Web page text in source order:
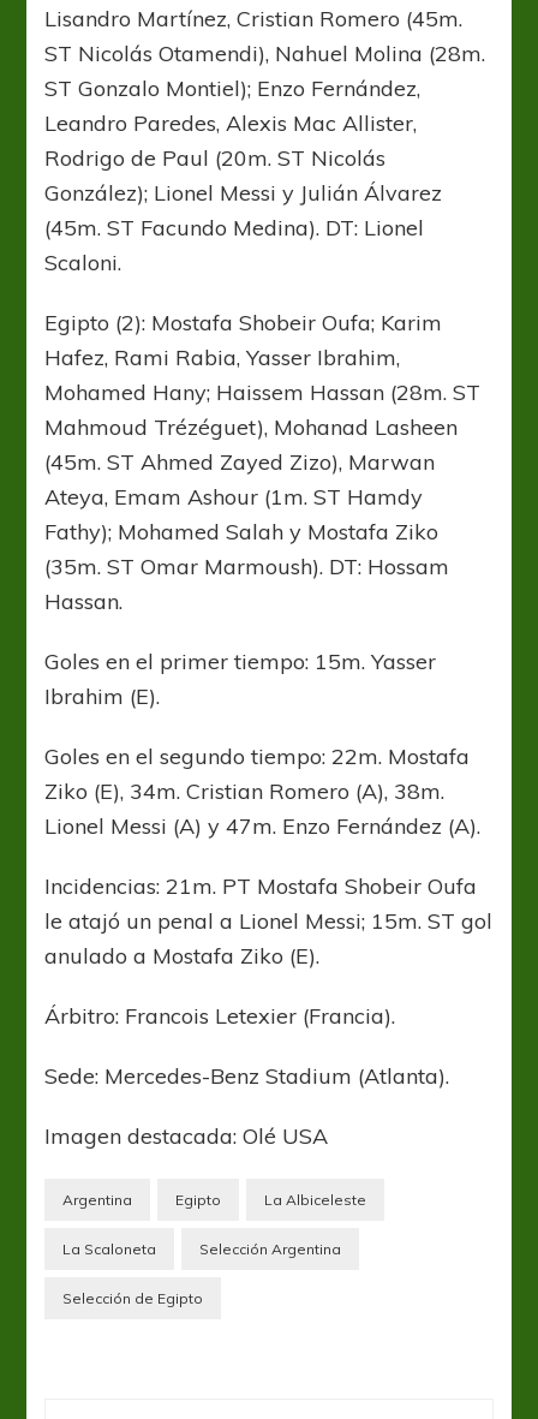
Lisandro Martínez, Cristian Romero (45m.
ST Nicolás Otamendi), Nahuel Molina (28m.
ST Gonzalo Montiel); Enzo Fernández,
Leandro Paredes, Alexis Mac Allister,
Rodrigo de Paul (20m. ST Nicolás
González); Lionel Messi y Julián Álvarez
(45m. ST Facundo Medina). DT: Lionel
Scaloni.
Egipto (2): Mostafa Shobeir Oufa; Karim
Hafez, Rami Rabia, Yasser Ibrahim,
Mohamed Hany; Haissem Hassan (28m. ST
Mahmoud Trézéguet), Mohanad Lasheen
(45m. ST Ahmed Zayed Zizo), Marwan
Ateya, Emam Ashour (1m. ST Hamdy
Fathy); Mohamed Salah y Mostafa Ziko
(35m. ST Omar Marmoush). DT: Hossam
Hassan.
Goles en el primer tiempo: 15m. Yasser
Ibrahim (E).
Goles en el segundo tiempo: 22m. Mostafa
Ziko (E), 34m. Cristian Romero (A), 38m.
Lionel Messi (A) y 47m. Enzo Fernández (A).
Incidencias: 21m. PT Mostafa Shobeir Oufa
le atajó un penal a Lionel Messi; 15m. ST gol
anulado a Mostafa Ziko (E).
Árbitro: Francois Letexier (Francia).
Sede: Mercedes-Benz Stadium (Atlanta).
Imagen destacada: Olé USA
Argentina Egipto La Albiceleste
La Scaloneta Selección Argentina
Selección de Egipto